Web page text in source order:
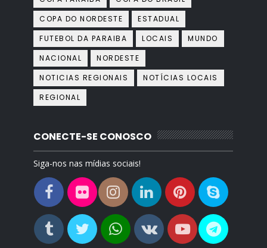
COPA DO NORDESTE
ESTADUAL
FUTEBOL DA PARAIBA
LOCAIS
MUNDO
NACIONAL
NORDESTE
NOTICIAS REGIONAIS
NOTÍCIAS LOCAIS
REGIONAL
CONECTE-SE CONOSCO
Siga-nos nas mídias sociais!